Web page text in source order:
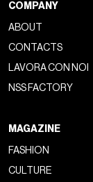
COMPANY
ABOUT
CONTACTS
LAVORA CON NOI
NSS FACTORY
MAGAZINE
FASHION
CULTURE